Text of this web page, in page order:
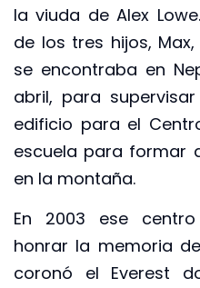
la viuda de Alex
de los tres hijos,
se encontraba en
abril, para
edificio para el
escuela para formar
en la montaña.
En 2003 ese
honrar la memoria
coronó el Everest